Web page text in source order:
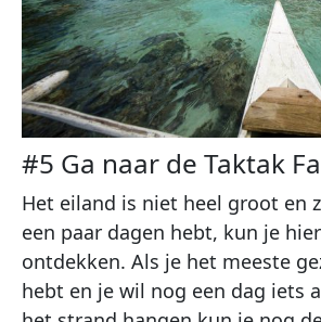
#5 Ga naar de Taktak
Het eiland is niet heel groot en
een paar dagen hebt, kun je
ontdekken. Als je het meeste
hebt en je wil nog een dag iets